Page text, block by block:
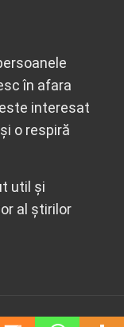
în afara
interesat
o respiră
util și
al știrilor